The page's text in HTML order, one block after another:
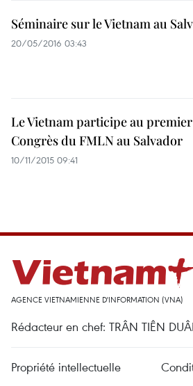
Séminaire sur le Vietnam au
20/05/2016 03:43
Le Vietnam participe au premier
Congrès du FMLN au Salvador
10/11/2015 09:41
AGENCE VIETNAMIENNE D'INFORMATION (VNA)
Rédacteur en chef: TRÂN TIÊN
Propriété intellectuelle